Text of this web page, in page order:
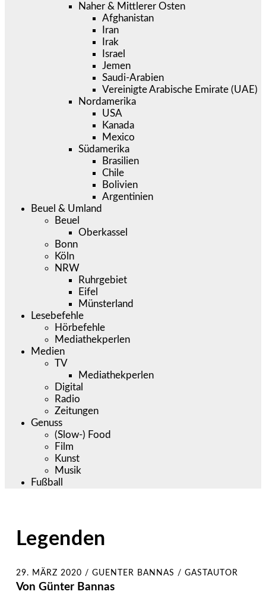
Naher & Mittlerer Osten
Afghanistan
Iran
Irak
Israel
Jemen
Saudi-Arabien
Vereinigte Arabische Emirate (UAE)
Nordamerika
USA
Kanada
Mexico
Südamerika
Brasilien
Chile
Bolivien
Argentinien
Beuel & Umland
Beuel
Oberkassel
Bonn
Köln
NRW
Ruhrgebiet
Eifel
Münsterland
Lesebefehle
Hörbefehle
Mediathekperlen
Medien
TV
Mediathekperlen
Digital
Radio
Zeitungen
Genuss
(Slow-) Food
Film
Kunst
Musik
Fußball
Legenden
29. MÄRZ 2020 / GUENTER BANNAS / GASTAUTOR
Von Günter Bannas